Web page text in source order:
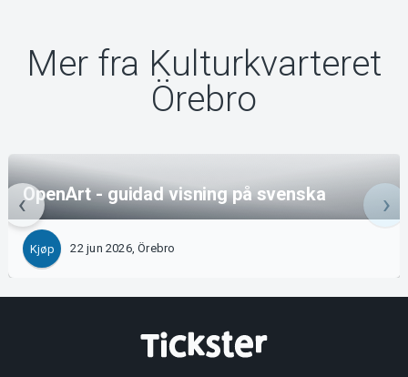
Mer fra Kulturkvarteret
Örebro
OpenArt - guidad visning på svenska
Kjøp 22 jun 2026, Örebro